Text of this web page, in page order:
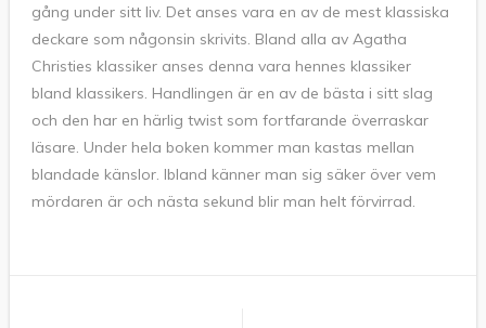
gång under sitt liv. Det anses vara en av de mest klassiska
deckare som någonsin skrivits. Bland alla av Agatha
Christies klassiker anses denna vara hennes klassiker
bland klassikers. Handlingen är en av de bästa i sitt slag
och den har en härlig twist som fortfarande överraskar
läsare. Under hela boken kommer man kastas mellan
blandade känslor. Ibland känner man sig säker över vem
mördaren är och nästa sekund blir man helt förvirrad.